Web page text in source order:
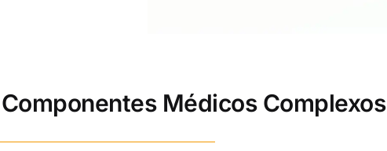
Médicos Complexos